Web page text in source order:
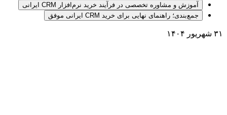
آموزش و مشاوره تخصصی در فرآیند خرید نرم‌افزار CRM ایرانی
جمع‌بندی؛ راهنمای نهایی برای خرید CRM ایرانی موفق
۳۱ شهریور ۱۴۰۴